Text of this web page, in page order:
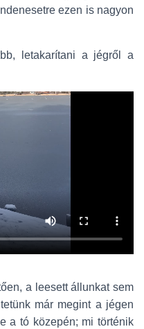
ezen is nagyon
letakarítani a jégről a
a leesett állunkat sem
már megint a jégen
a tó közepén; mi történik